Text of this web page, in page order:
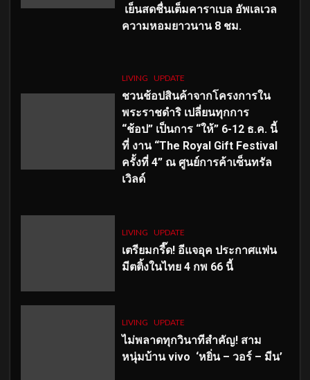
เย็นสดชื่นเต็มคาราเบล อัพเลเวล
ความหอมยาวนาน 8 ชม.
LIVING UPDATE
ชวนช้อปสินค้าจากโครงการใน
พระราชดำริ เปลี่ยนทุกการ
“ช้อป” เป็นการ “ให้” 6-12 ธ.ค. นี้
ที่ งาน “The Royal Gift Festival
ครั้งที่ 4” ณ ศูนย์การค้าเซ็นทรัล
เวิลด์
LIVING UPDATE
เตรียมกรี๊ด! อีแจอุค ประกาศแฟน
มีตติ้งในไทย 4 กพ 66 นี้
LIVING UPDATE
ไม่พลาดทุกวินาทีสำคัญ! สาม
หนุ่มบ้าน vivo ‘หยิ่น – วอร์ – มีน’